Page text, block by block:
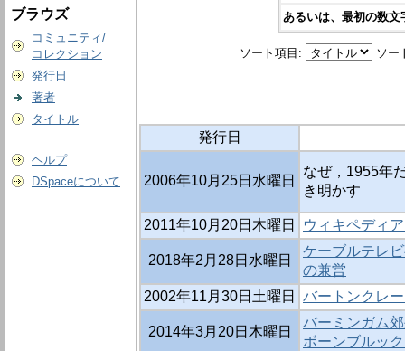
ブラウズ
コミュニティ/
コレクション
発行日
著者
タイトル
ヘルプ
DSpaceについて
あるいは、最初の数
ソート項目: ソー
発行日
2006年10月25日水曜日
なぜ，1955年
き明かす
2011年10月20日木曜日 ウィキペディ
2018年2月28日水曜日
ケーブルテレ
の兼営
2002年11月30日土曜日
バートンクレ
2014年3月20日木曜日
バーミンガム
ボーンブルッ